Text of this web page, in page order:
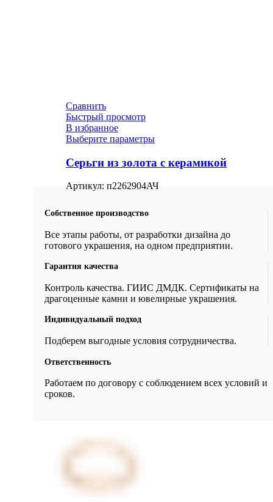
Сравнить
Быстрый просмотр
В избранное
Выберите параметры
Серьги из золота с керамикой
Артикул: п2262904АЧ
Собственное производство
Все этапы работы, от разработки дизайна до
готового украшения, на одном предприятии.
Гарантия качества
Контроль качества. ГИИС ДМДК. Сертификаты на
драгоценные камни и ювелирные украшения.
Индивидуальный подход
Подберем выгодные условия сотрудничества.
Ответственность
Работаем по договору с соблюдением всех условий и
сроков.